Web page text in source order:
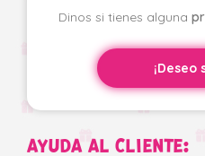
Dinos si tienes alguna
¡Deseo
AYUDA AL CLIENTE: